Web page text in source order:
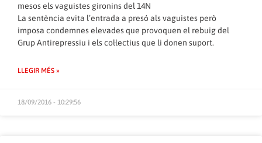
mesos els vaguistes gironins del 14N
La sentència evita l’entrada a presó als vaguistes però
imposa condemnes elevades que provoquen el rebuig del
Grup Antirepressiu i els col·lectius que li donen suport.
LLEGIR MÉS »
18/09/2016 - 10:29:56